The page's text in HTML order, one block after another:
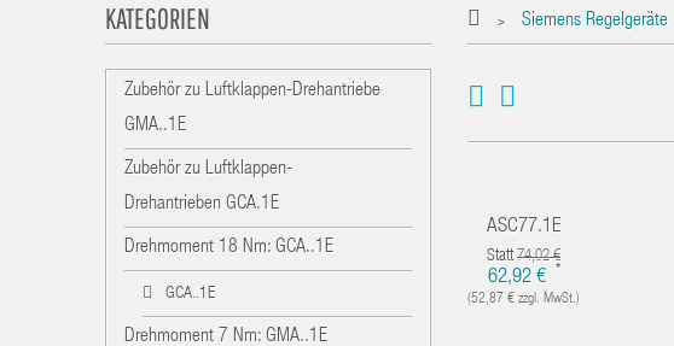
KATEGORIEN
Zubehör zu Luftklappen-Drehantriebe
GMA..1E
Zubehör zu Luftklappen-
Drehantrieben GCA.1E
Drehmoment 18 Nm: GCA..1E
GCA..1E
Drehmoment 7 Nm: GMA..1E
> Siemens Regelgeräte
ASC77.1E
Statt74,02 €
62,92 € *
(52,87 € zzgl. MwSt.)